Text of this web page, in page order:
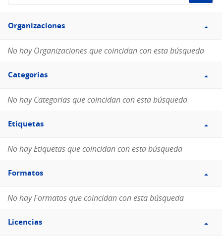
de
Filtro
Organizaciones
Organizaciones
No hay Organizaciones que coincidan con esta búsqueda
Filtro
Categorias
Categorias
No hay Categorias que coincidan con esta búsqueda
Filtro
Etiquetas
Etiquetas
No hay Etiquetas que coincidan con esta búsqueda
Filtro
Formatos
Formatos
No hay Formatos que coincidan con esta búsqueda
Filtro
Licencias
Licencias